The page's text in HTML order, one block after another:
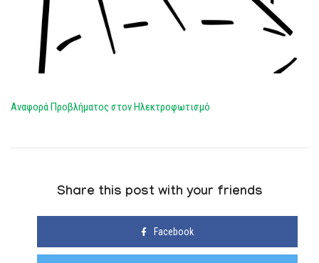
Αναφορά Προβλήματος στον Ηλεκτροφωτισμό
Share this post with your friends
Facebook